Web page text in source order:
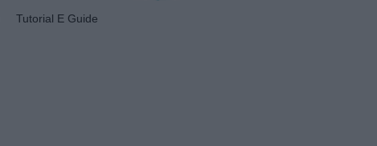
Tutorial E Guide